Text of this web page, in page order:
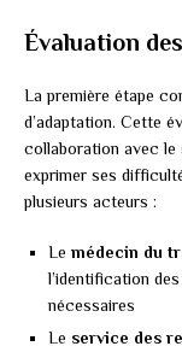
Évaluation
La première étape
d’adaptation. Cette
collaboration avec le
exprimer ses
plusieurs acteurs :
Le médecin du
l’identification
nécessaires
Le service des